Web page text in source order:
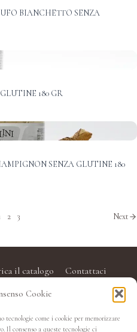
Cookie
come i cookie per memorizzare
Il consenso a queste tecnologie ci
BIANCHETTO SENZA
180 GR
SENZA GLUTINE 180
2 3 Next
il catalogo Contattaci
Policy (UE)
(UE)